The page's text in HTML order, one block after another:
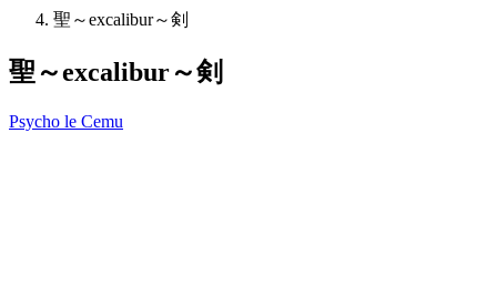
聖～excalibur～剣
聖～excalibur～剣
Psycho le Cemu